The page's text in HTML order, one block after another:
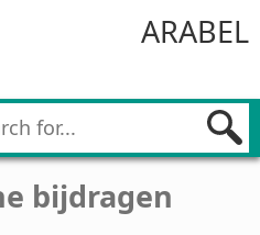
ARABEL
bijdragen